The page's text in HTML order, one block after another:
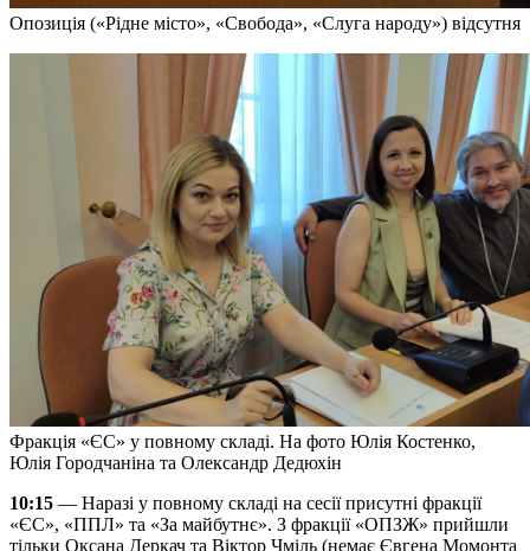
Опозиція («Рідне місто», «Свобода», «Слуга народу») відсутня
Фракція «ЄС» у повному складі. На фото Юлія Костенко,
Юлія Городчаніна та Олександр Дедюхін
10:15 — Наразі у повному складі на сесії присутні фракції
«ЄС», «ППЛ» та «За майбутнє». З фракції «ОПЗЖ» прийшли
тільки Оксана Деркач та Віктор Чміль (немає Євгена Момонта